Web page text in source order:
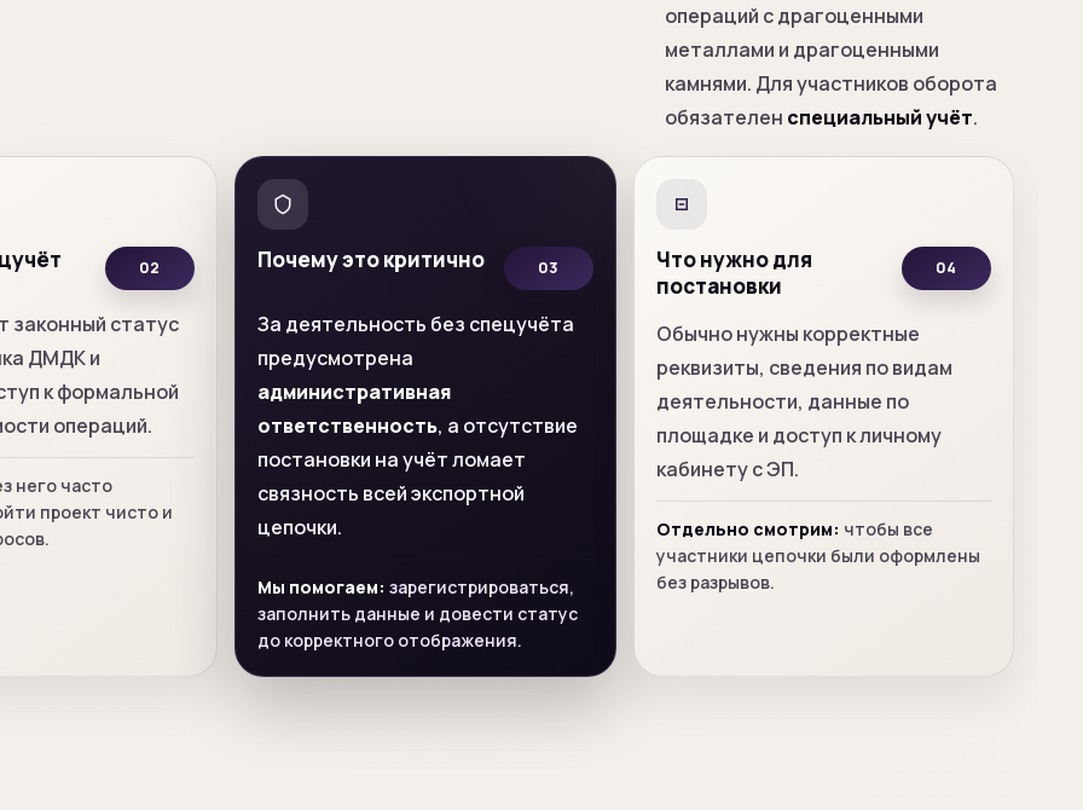
операций с драгоценными
металлами и драгоценными
камнями. Для участников оборота
обязателен специальный учёт.
02
законный статус
ДМДК и
к формальной
операций.
него часто
проект чисто и
Почему это критично 03
За деятельность без спецучёта
предусмотрена
административная
ответственность, а отсутствие
постановки на учёт ломает
связность всей экспортной
цепочки.
Мы помогаем: зарегистрироваться,
заполнить данные и довести статус
до корректного отображения.
Что нужно для
постановки
04
Обычно нужны корректные
реквизиты, сведения по видам
деятельности, данные по
площадке и доступ к личному
кабинету с ЭП.
Отдельно смотрим: чтобы все
участники цепочки были оформлены
без разрывов.